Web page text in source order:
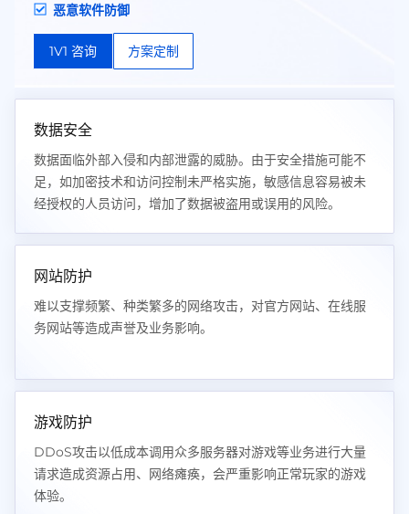
恶意软件防御
1V1 咨询 方案定制
数据安全
数据面临外部入侵和内部泄露的威胁。由于安全措施可能不
足，如加密技术和访问控制未严格实施，敏感信息容易被未
经授权的人员访问，增加了数据被盗用或误用的风险。
网站防护
难以支撑频繁、种类繁多的网络攻击，对官方网站、在线服
务网站等造成声誉及业务影响。
游戏防护
DDoS攻击以低成本调用众多服务器对游戏等业务进行大量
请求造成资源占用、网络瘫痪，会严重影响正常玩家的游戏
体验。